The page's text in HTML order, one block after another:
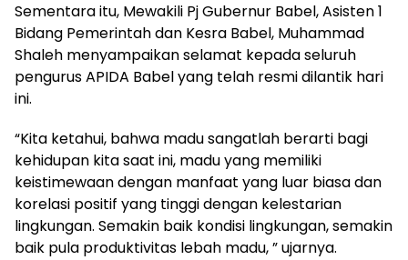
Sementara itu, Mewakili Pj Gubernur Babel, Asisten 1
Bidang Pemerintah dan Kesra Babel, Muhammad
Shaleh menyampaikan selamat kepada seluruh
pengurus APIDA Babel yang telah resmi dilantik hari
ini.
“Kita ketahui, bahwa madu sangatlah berarti bagi
kehidupan kita saat ini, madu yang memiliki
keistimewaan dengan manfaat yang luar biasa dan
korelasi positif yang tinggi dengan kelestarian
lingkungan. Semakin baik kondisi lingkungan, semakin
baik pula produktivitas lebah madu, ” ujarnya.